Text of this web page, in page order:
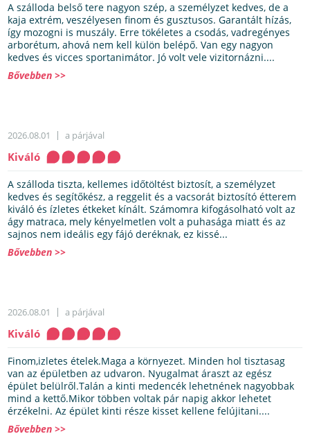
A szálloda belső tere nagyon szép, a személyzet kedves, de a
kaja extrém, veszélyesen finom és gusztusos. Garantált hízás,
így mozogni is muszály. Erre tökéletes a csodás, vadregényes
arborétum, ahová nem kell külön belépő. Van egy nagyon
kedves és vicces sportanimátor. Jó volt vele vizitornázni....
Bővebben >>
2026.08.01 a párjával
Kiváló
A szálloda tiszta, kellemes időtöltést biztosít, a személyzet
kedves és segítőkész, a reggelit és a vacsorát biztosító étterem
kiváló és ízletes étkeket kínált. Számomra kifogásolható volt az
ágy matraca, mely kényelmetlen volt a puhasága miatt és az
sajnos nem ideális egy fájó deréknak, ez kissé...
Bővebben >>
2026.08.01 a párjával
Kiváló
Finom,izletes ételek.Maga a környezet. Minden hol tisztasag
van az épületben az udvaron. Nyugalmat áraszt az egész
épület belülről.Talán a kinti medencék lehetnének nagyobbak
mind a kettő.Mikor többen voltak pár napig akkor lehetet
érzékelni. Az épület kinti része kisset kellene felújitani....
Bővebben >>